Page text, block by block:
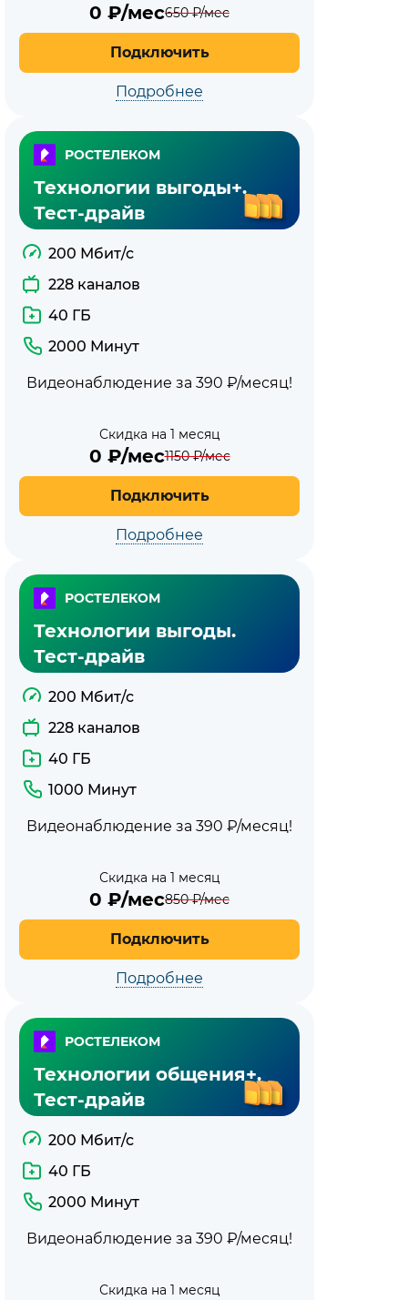
0 ₽/мес650₽/мес
Подключить
Подробнее
РОСТЕЛЕКОМ
Технологии выгоды+.
Тест-драйв
200 Мбит/с
228 каналов
40 ГБ
2000 Минут
Видеонаблюдение за 390 ₽/месяц!
Скидка на 1 месяц
0 ₽/мес1150₽/мес
Подключить
Подробнее
РОСТЕЛЕКОМ
Технологии выгоды.
Тест-драйв
200 Мбит/с
228 каналов
40 ГБ
1000 Минут
Видеонаблюдение за 390 ₽/месяц!
Скидка на 1 месяц
0 ₽/мес850₽/мес
Подключить
Подробнее
РОСТЕЛЕКОМ
Технологии общения+.
Тест-драйв
200 Мбит/с
40 ГБ
2000 Минут
Видеонаблюдение за 390 ₽/месяц!
Скидка на 1 месяц